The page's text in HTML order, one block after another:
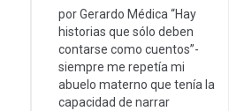
por Gerardo Médica “Hay
historias que sólo deben
contarse como cuentos”-
siempre me repetía mi
abuelo materno que tenía la
capacidad de narrar